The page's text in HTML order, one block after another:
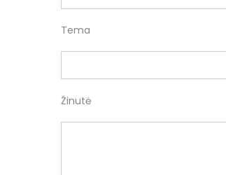
Tema
Žinutė